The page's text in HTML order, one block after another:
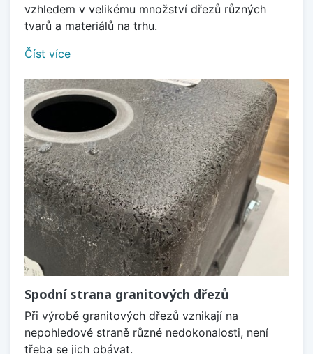
vzhledem v velikému množství dřezů různých
tvarů a materiálů na trhu.
Číst více
Spodní strana granitových dřezů
Při výrobě granitových dřezů vznikají na
nepohledové straně různé nedokonalosti, není
třeba se jich obávat.